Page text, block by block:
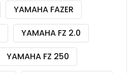
YAMAHA FAZER
YAMAHA FZ 2.0
YAMAHA FZ 250